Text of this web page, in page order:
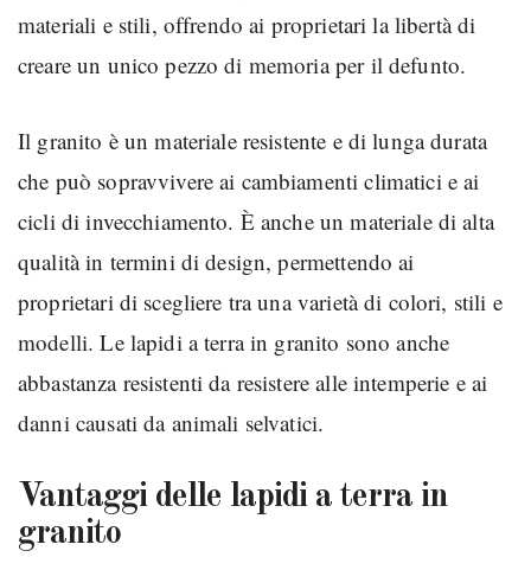
materiali e stili, offrendo ai proprietari la libertà di
creare un unico pezzo di memoria per il defunto.
Il granito è un materiale resistente e di lunga durata
che può sopravvivere ai cambiamenti climatici e ai
cicli di invecchiamento. È anche un materiale di alta
qualità in termini di design, permettendo ai
proprietari di scegliere tra una varietà di colori, stili e
modelli. Le lapidi a terra in granito sono anche
abbastanza resistenti da resistere alle intemperie e ai
danni causati da animali selvatici.
Vantaggi delle lapidi a terra in
granito